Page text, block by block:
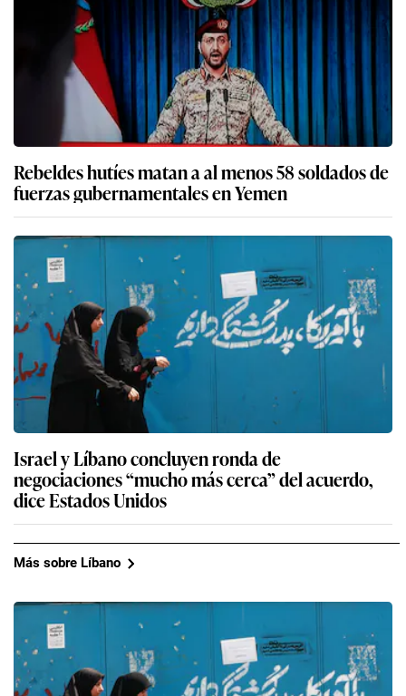
Rebeldes hutíes matan a al menos 58 soldados de
fuerzas gubernamentales en Yemen
Israel y Líbano concluyen ronda de
negociaciones “mucho más cerca” del acuerdo,
dice Estados Unidos
Más sobre Líbano